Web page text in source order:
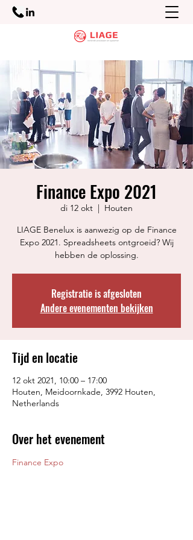
Finance Expo 2021
di 12 okt
  |
Houten
LIAGE Benelux is aanwezig op de Finance
Expo 2021. Spreadsheets ontgroeid? Wij
hebben de oplossing.
Registratie is afgesloten
Andere evenementen bekijken
Tijd en locatie
12 okt 2021, 10:00 – 17:00
Houten, Meidoornkade, 3992 Houten,
Netherlands
Over het evenement
Finance Expo